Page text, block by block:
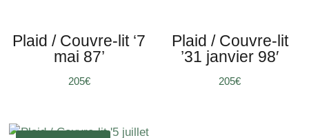
Plaid / Couvre-lit ‘7
mai 87’
205€
Plaid / Couvre-lit
’31 janvier 98′
205€